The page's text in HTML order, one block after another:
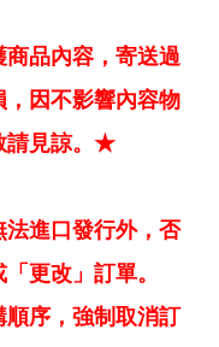
品內容，寄送過
因不影響內容物
請見諒。★
進口發行外，否
更改」訂單。
序，強制取消訂